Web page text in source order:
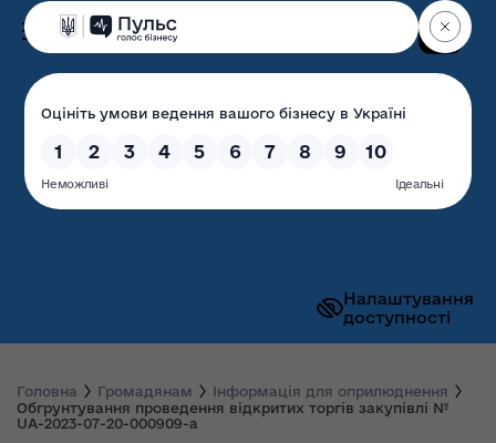
Налаштування
доступності
Волинська обласна
державна адміністрація
Головна Громадянам
Інформація для оприлюднення
Обгрунтування проведення відкритих торгів закупівлі №
UA-2023-07-20-000909-a